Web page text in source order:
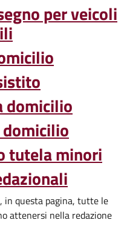
per veicoli
domicilio
domicilio
tutela minori
in questa pagina, tutte le
attenersi nella redazione